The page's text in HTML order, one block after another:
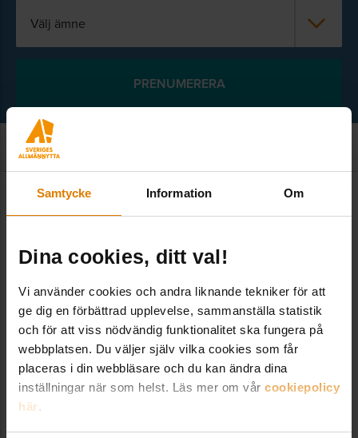
Samtycke Information Om
Dina cookies, ditt val!
Vi använder cookies och andra liknande tekniker för att
ge dig en förbättrad upplevelse, sammanställa statistik
och för att viss nödvändig funktionalitet ska fungera på
webbplatsen. Du väljer själv vilka cookies som får
placeras i din webbläsare och du kan ändra dina
inställningar när som helst. Läs mer om vår cookiepolicy
här.
Välj ämne
Kontakt
Sveriges Allmännytta
Besöksadress: Hornsgatan 15,
118 46 Stockholm
Postadress: Box 474,
101 29 Stockholm